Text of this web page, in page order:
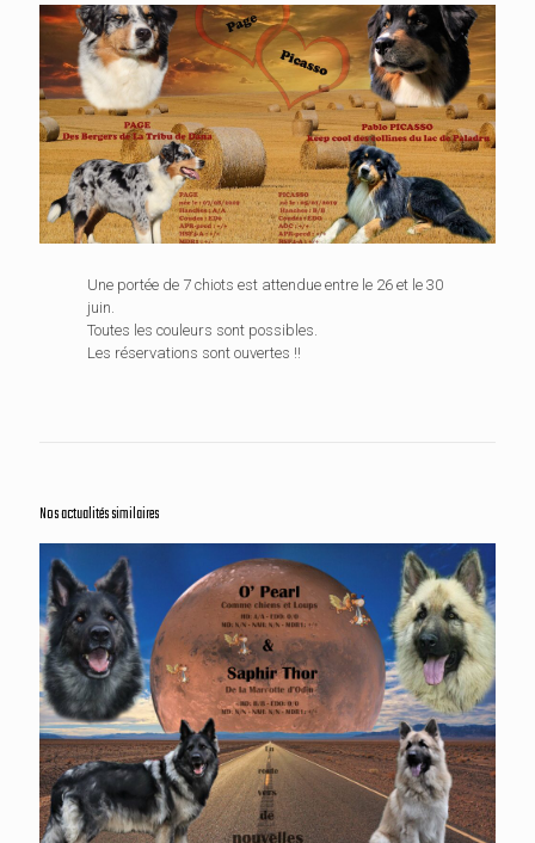
Une portée de 7 chiots est attendue entre le 26 et le 30
juin.
Toutes les couleurs sont possibles.
Les réservations sont ouvertes !!
Nos actualités similaires